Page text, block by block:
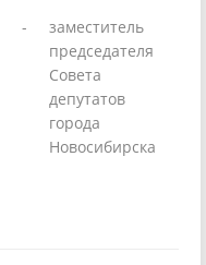
-
заместитель
председателя
Совета
депутатов
города
Новосибирска